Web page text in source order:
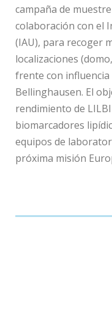
campaña de
colaboración con el
(IAU), para recoger
localizaciones
frente con influencia
Bellinghausen. El
rendimiento de
biomarcadores
equipos de
próxima misión